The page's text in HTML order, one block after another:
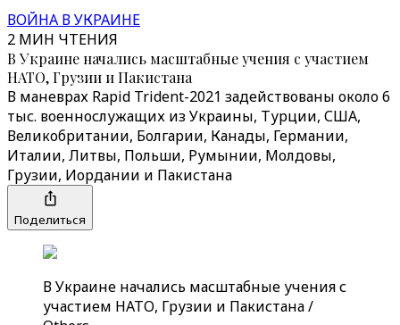
ВОЙНА В УКРАИНЕ
2 МИН ЧТЕНИЯ
В Украине начались масштабные учения с участием
НАТО, Грузии и Пакистана
В маневрах Rapid Trident-2021 задействованы около 6
тыс. военнослужащих из Украины, Турции, США,
Великобритании, Болгарии, Канады, Германии,
Италии, Литвы, Польши, Румынии, Молдовы,
Грузии, Иордании и Пакистана
Поделиться
В Украине начались масштабные учения с
участием НАТО, Грузии и Пакистана /